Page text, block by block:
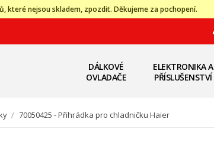
které nejsou skladem, zpozdit. Děkujeme za pochopení.
DÁLKOVÉ
OVLADAČE
ELEKTRONIKA A
PŘÍSLUŠENSTVÍ
/ 70050425 - Přihrádka pro chladničku Haier